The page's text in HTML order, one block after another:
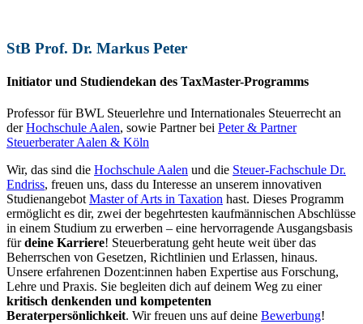
StB Prof. Dr. Markus Peter
Initiator und Studiendekan des TaxMaster-Programms
Professor für BWL Steuerlehre und Internationales Steuerrecht an
derHochschule Aalen, sowie Partner bei Peter & Partner
Steuerberater Aalen & Köln
Wir, das sind die Hochschule Aalen und die Steuer-Fachschule Dr.
Endriss, freuen uns, dass du Interesse an unserem innovativen
Studienangebot Master of Arts in Taxation hast. Dieses Programm
ermöglicht es dir, zwei der begehrtesten kaufmännischen Abschlüsse
in einem Studium zu erwerben – eine hervorragende Ausgangsbasis
fürdeine Karriere! Steuerberatung geht heute weit über das
Beherrschen von Gesetzen, Richtlinien und Erlassen, hinaus.
Unsere erfahrenen Dozent:innen haben Expertise aus Forschung,
Lehre und Praxis. Sie begleiten dich auf deinem Weg zu einer
kritisch denkenden und kompetenten
Beraterpersönlichkeit. Wir freuen uns auf deine Bewerbung!